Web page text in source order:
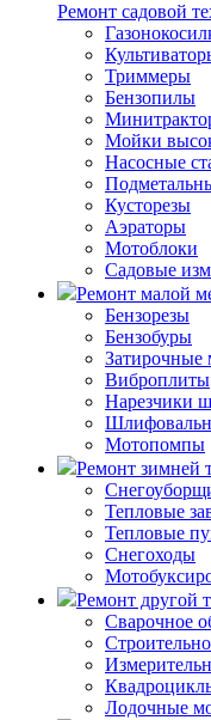
Ремонт садовой
Триммеры
Бензопилы
Мойки
Насосные
Кусторезы
Аэраторы
Мотоблоки
Садовые
Ремонт малой
Бензорезы
Бензобуры
Виброплиты
Нарезчики
Мотопомпы
Ремонт зимней
Тепловые
Тепловые
Снегоходы
Ремонт другой
Сварочное
Лодочные